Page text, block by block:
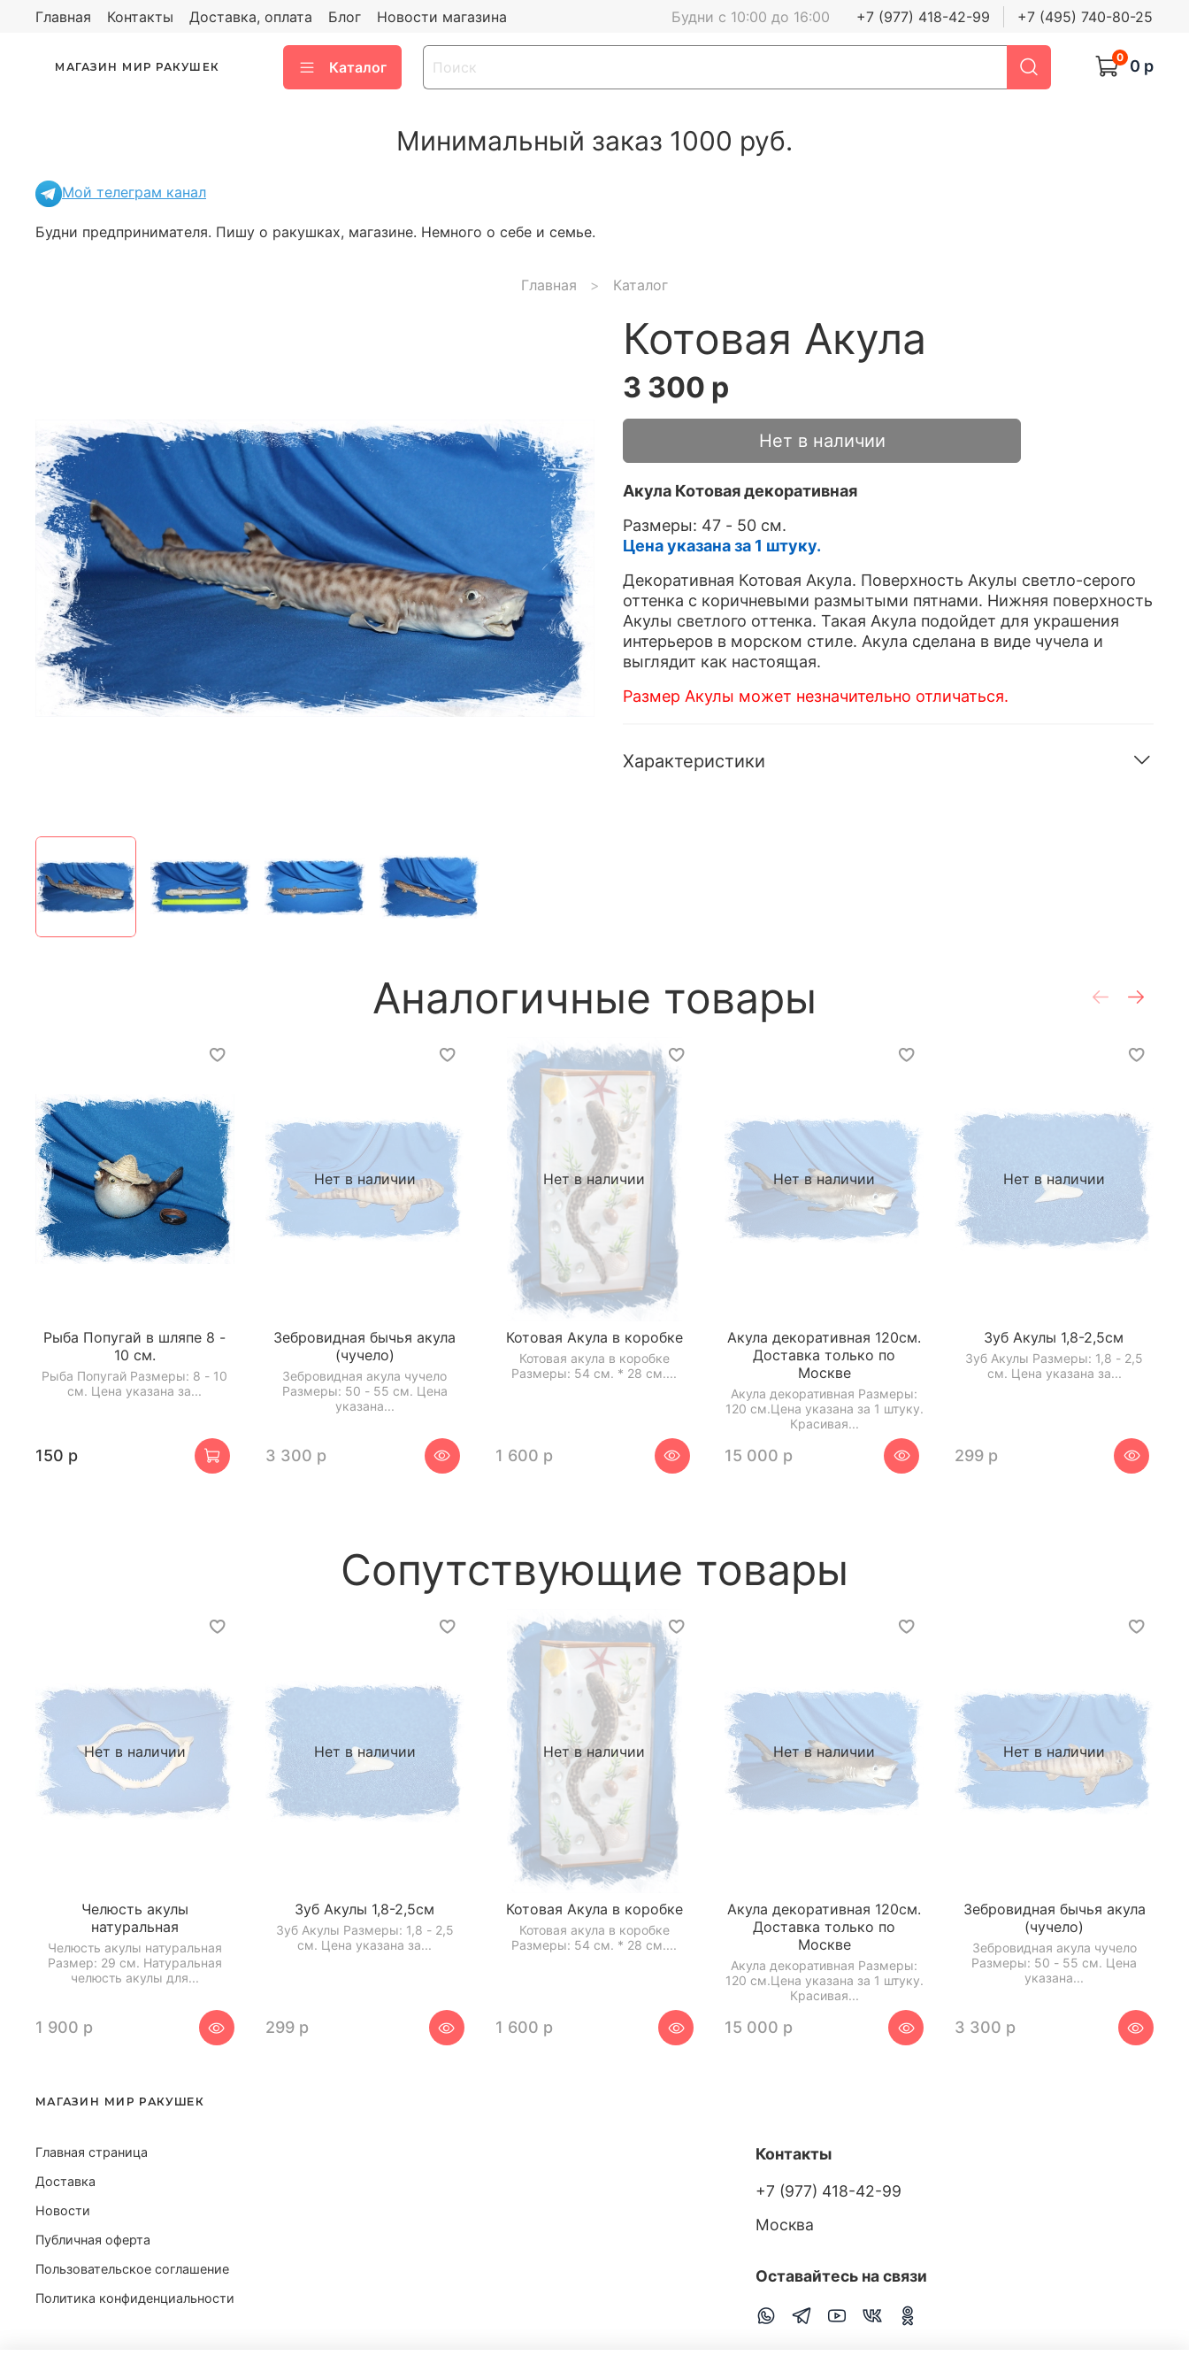
Главная Контакты Доставка, оплата Блог Новости магазина Будни с 10:00 до 16:00 +7 (977) 418-42-99 +7 (495) 740-80-25
МАГАЗИН МИР РАКУШЕК Каталог
0 0 р
Минимальный заказ 1000 руб.
Мой телеграм канал
Будни предпринимателя. Пишу о ракушках, магазине. Немного о себе и семье.
Главная Каталог
Котовая Акула
3 300 р
Нет в наличии
Акула Котовая декоративная
Размеры: 47 - 50 см.
Цена указана за 1 штуку.
Декоративная Котовая Акула. Поверхность Акулы светло-серого
оттенка с коричневыми размытыми пятнами. Нижняя поверхность
Акулы светлого оттенка. Такая Акула подойдет для украшения
интерьеров в морском стиле. Акула сделана в виде чучела и
выглядит как настоящая.
Размер Акулы может незначительно отличаться.
Характеристики
Аналогичные товары
Рыба Попугай в шляпе 8 -
10 см.
Рыба Попугай Размеры: 8 - 10
см. Цена указана за...
150 р
Нет в наличии
Зебровидная бычья акула
(чучело)
Зебровидная акула чучело
Размеры: 50 - 55 см. Цена
указана...
3 300 р
Нет в наличии
Котовая Акула в коробке
Котовая акула в коробке
Размеры: 54 см. * 28 см....
1 600 р
Нет в наличии
Акула декоративная 120см.
Доставка только по
Москве
Акула декоративная Размеры:
120 см.Цена указана за 1 штуку.
Красивая...
15 000 р
Нет в наличии
Зуб Акулы 1,8-2,5см
Зуб Акулы Размеры: 1,8 - 2,5
см. Цена указана за...
299 р
Сопутствующие товары
Нет в наличии
Челюсть акулы
натуральная
Челюсть акулы натуральная
Размер: 29 см. Натуральная
челюсть акулы для...
1 900 р
Нет в наличии
Зуб Акулы 1,8-2,5см
Зуб Акулы Размеры: 1,8 - 2,5
см. Цена указана за...
299 р
Нет в наличии
Котовая Акула в коробке
Котовая акула в коробке
Размеры: 54 см. * 28 см....
1 600 р
Нет в наличии
Акула декоративная 120см.
Доставка только по
Москве
Акула декоративная Размеры:
120 см.Цена указана за 1 штуку.
Красивая...
15 000 р
Нет в наличии
Зебровидная бычья акула
(чучело)
Зебровидная акула чучело
Размеры: 50 - 55 см. Цена
указана...
3 300 р
МАГАЗИН МИР РАКУШЕК
Главная страница
Доставка
Новости
Публичная оферта
Пользовательское соглашение
Политика конфиденциальности
Контакты
+7 (977) 418-42-99
Москва
Оставайтесь на связи